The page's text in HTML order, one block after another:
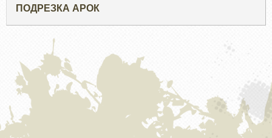
ПОДРЕЗКА АРОК